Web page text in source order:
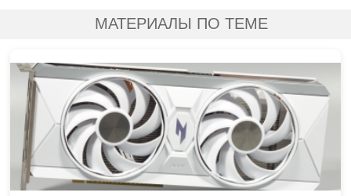
МАТЕРИАЛЫ ПО ТЕМЕ